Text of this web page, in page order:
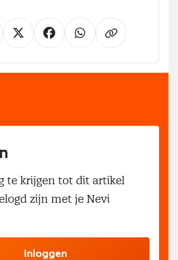
te krijgen tot dit artikel
zijn met je Nevi
Inloggen